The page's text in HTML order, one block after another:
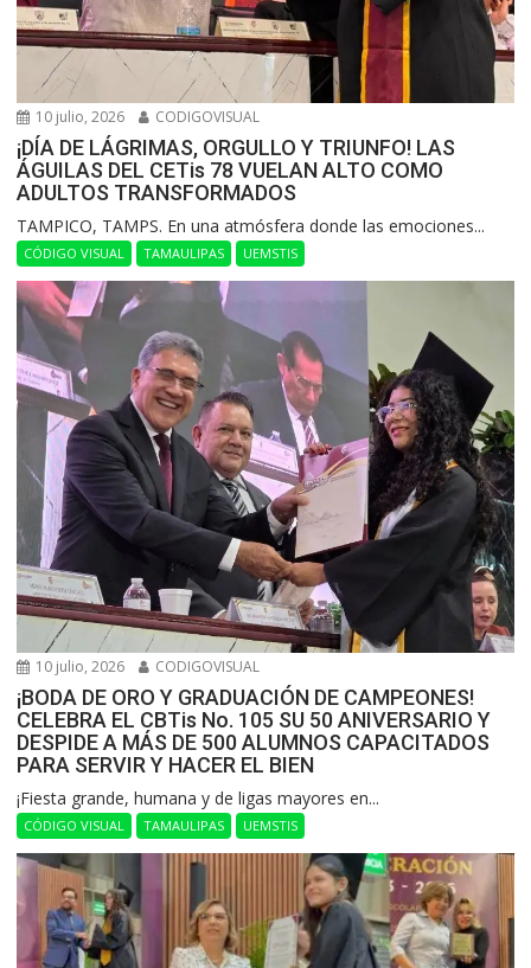
10 julio, 2026 CODIGOVISUAL
¡DÍA DE LÁGRIMAS, ORGULLO Y TRIUNFO! LAS
ÁGUILAS DEL CETis 78 VUELAN ALTO COMO
ADULTOS TRANSFORMADOS
​TAMPICO, TAMPS. En una atmósfera donde las emociones...
CÓDIGO VISUAL TAMAULIPAS UEMSTIS
10 julio, 2026 CODIGOVISUAL
¡BODA DE ORO Y GRADUACIÓN DE CAMPEONES!
CELEBRA EL CBTis No. 105 SU 50 ANIVERSARIO Y
DESPIDE A MÁS DE 500 ALUMNOS CAPACITADOS
PARA SERVIR Y HACER EL BIEN
​¡Fiesta grande, humana y de ligas mayores en...
CÓDIGO VISUAL TAMAULIPAS UEMSTIS